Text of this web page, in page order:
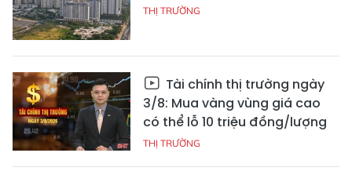
THỊ TRƯỜNG
Tài chính thị trường ngày
3/8: Mua vàng vùng giá cao
có thể lỗ 10 triệu đồng/lượng
THỊ TRƯỜNG